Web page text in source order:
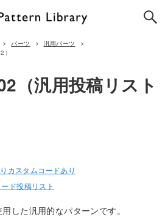
パーツ
汎用パーツ
（汎用投稿リスト
カスタムコードあり
ド投稿リスト
した汎用的なパターンです。